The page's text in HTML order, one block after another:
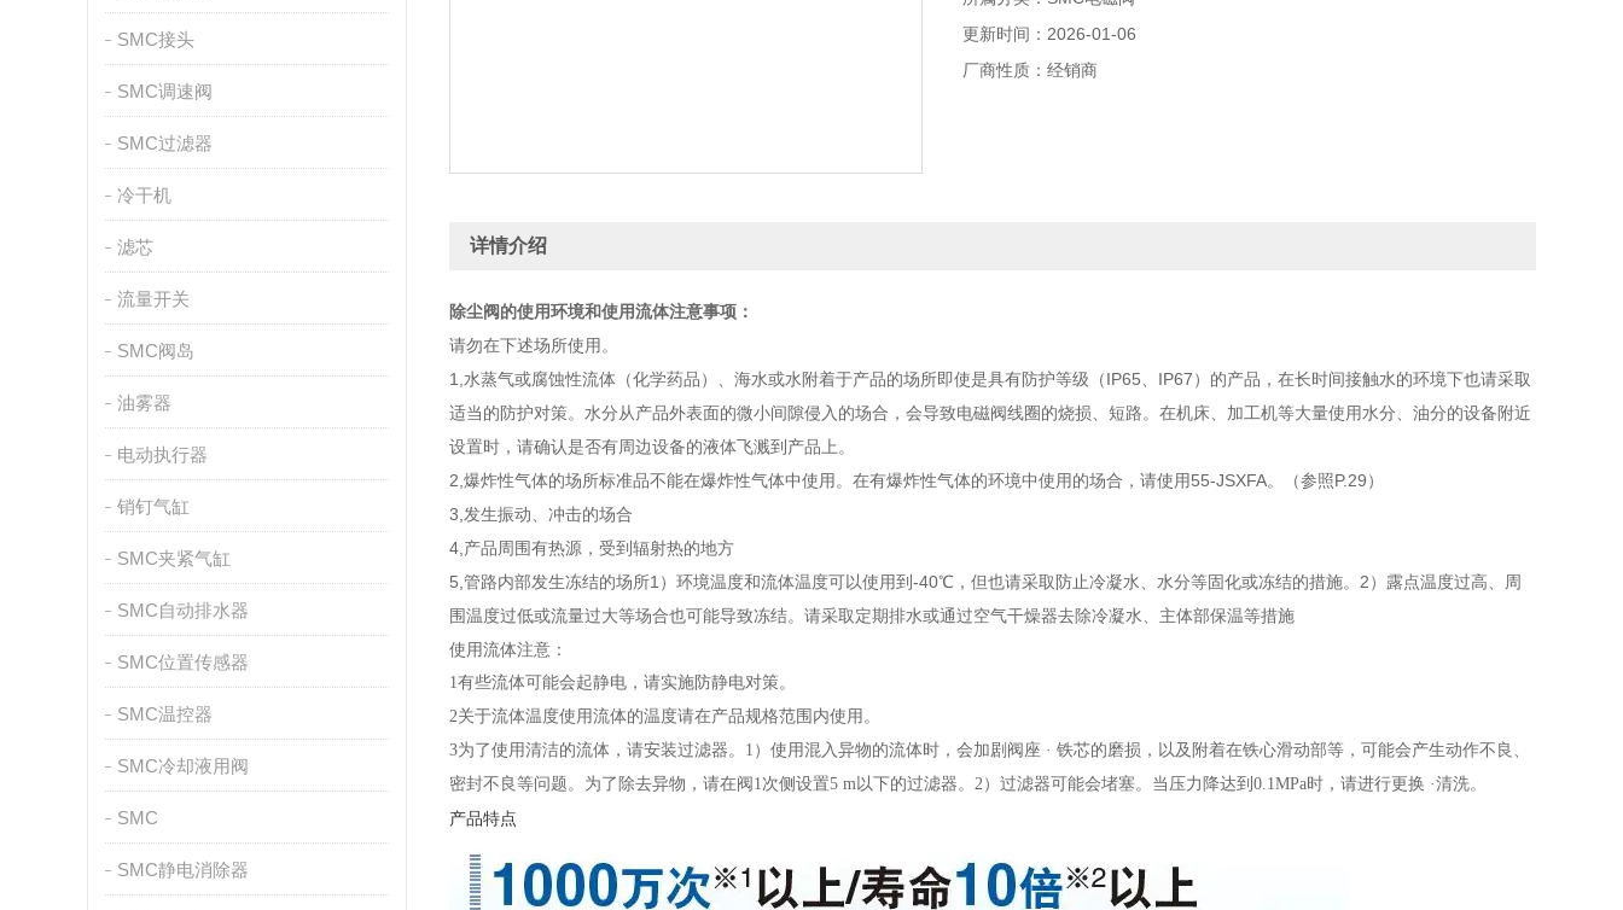
SMC接头
SMC调速阀
SMC过滤器
冷干机
滤芯
流量开关
SMC阀岛
油雾器
电动执行器
销钉气缸
SMC夹紧气缸
SMC自动排水器
SMC位置传感器
SMC温控器
SMC冷却液用阀
SMC
SMC静电消除器
●追加快插(fast on)端子型
●操作专用控制器备有VXFC系列
更新时间：2026-01-06
厂商性质：经销商
详情介绍
除尘阀的使用环境和使用流体注意事项：
请勿在下述场所使用。
1,水蒸气或腐蚀性流体（化学药品）、海水或水附着于产品的场所即使是具有防护等级（IP65、IP67）的产品，在长时间接触水的环境下也请采取
适当的防护对策。水分从产品外表面的微小间隙侵入的场合，会导致电磁阀线圈的烧损、短路。在机床、加工机等大量使用水分、油分的设备附近
设置时，请确认是否有周边设备的液体飞溅到产品上。
2,爆炸性气体的场所标准品不能在爆炸性气体中使用。在有爆炸性气体的环境中使用的场合，请使用55-JSXFA。（参照P.29）
3,发生振动、冲击的场合
4,产品周围有热源，受到辐射热的地方
5,管路内部发生冻结的场所1）环境温度和流体温度可以使用到-40℃，但也请采取防止冷凝水、水分等固化或冻结的措施。2）露点温度过高、周
围温度过低或流量过大等场合也可能导致冻结。请采取定期排水或通过空气干燥器去除冷凝水、主体部保温等措施
使用流体注意：
1有些流体可能会起静电，请实施防静电对策。
2关于流体温度使用流体的温度请在产品规格范围内使用。
3为了使用清洁的流体，请安装过滤器。 1 ）使用混入异物的流体时，会加剧阀座 · 铁芯的磨损，以及附着在铁心滑动部等，可能会产生动作不良、
密封不良等问题。为了除去异物，请在阀 1次侧设置5 m以下的过滤器。 2）过滤器可能会堵塞。当压力降达到 0.1MPa时，请进行更换 ·清洗。
产品特点